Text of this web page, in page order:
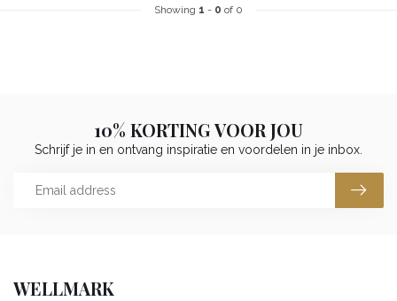
Showing 1 - 0 of 0
10% KORTING VOOR JOU
Schrijf je in en ontvang inspiratie en voordelen in je inbox.
WELLMARK